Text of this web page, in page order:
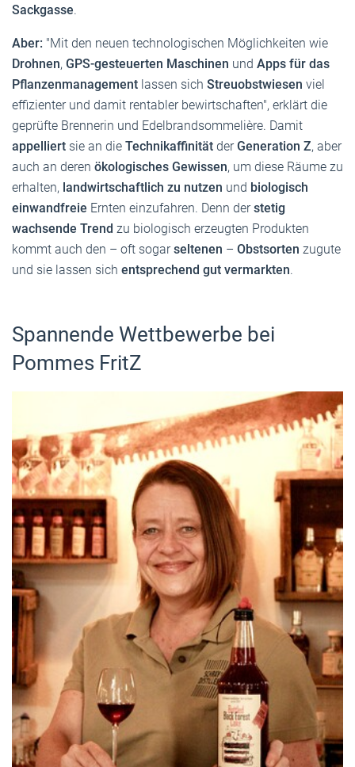
Sackgasse.
Aber: "Mit den neuen technologischen Möglichkeiten wie
Drohnen, GPS-gesteuerten Maschinen und Apps für das
Pflanzenmanagement lassen sich Streuobstwiesen viel
effizienter und damit rentabler bewirtschaften", erklärt die
geprüfte Brennerin und Edelbrandsommelière. Damit
appelliert sie an die Technikaffinität derGeneration Z, aber
auch an deren ökologisches Gewissen, um diese Räume zu
erhalten, landwirtschaftlich zu nutzen und biologisch
einwandfreie Ernten einzufahren. Denn derstetig
wachsende Trend zu biologisch erzeugten Produkten
kommt auch den – oft sogarseltenen – Obstsorten zugute
und sie lassen sich entsprechend gut vermarkten.
Spannende Wettbewerbe bei
Pommes FritZ